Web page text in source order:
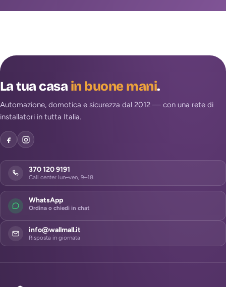
La tua casain buone mani.
Automazione, domotica e sicurezza dal 2012 — con una rete di
installatori in tutta Italia.
370 120 9191
Call center lun–ven, 9–18
WhatsApp
Ordina o chiedi in chat
info@wallmall.it
Risposta in giornata